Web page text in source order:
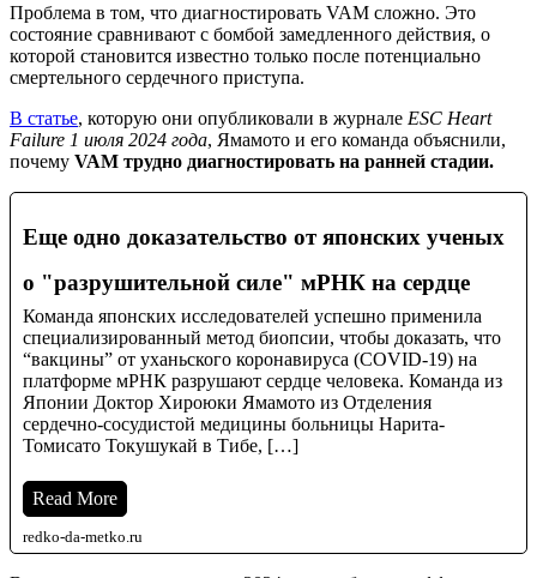
Проблема в том, что диагностировать VAM сложно. Это
состояние сравнивают с бомбой замедленного действия, о
которой становится известно только после потенциально
смертельного сердечного приступа.
В статье, которую они опубликовали в журнале ESC Heart
Failure 1 июля 2024 года, Ямамото и его команда объяснили,
почему VAM трудно диагностировать на ранней стадии.
Еще одно доказательство от японских ученых
о "разрушительной силе" мРНК на сердце
Команда японских исследователей успешно применила
специализированный метод биопсии, чтобы доказать, что
“вакцины” от уханьского коронавируса (COVID-19) на
платформе мРНК разрушают сердце человека. Команда из
Японии Доктор Хироюки Ямамото из Отделения
сердечно-сосудистой медицины больницы Нарита-
Томисато Токушукай в Тибе, […]
Read More
redko-da-metko.ru